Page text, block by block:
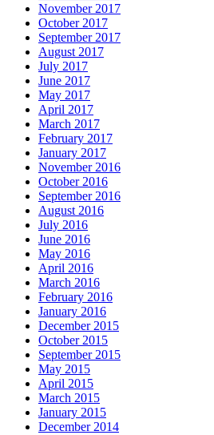
November 2017
October 2017
September 2017
August 2017
July 2017
June 2017
May 2017
April 2017
March 2017
February 2017
January 2017
November 2016
October 2016
September 2016
August 2016
July 2016
June 2016
May 2016
April 2016
March 2016
February 2016
January 2016
December 2015
October 2015
September 2015
May 2015
April 2015
March 2015
January 2015
December 2014